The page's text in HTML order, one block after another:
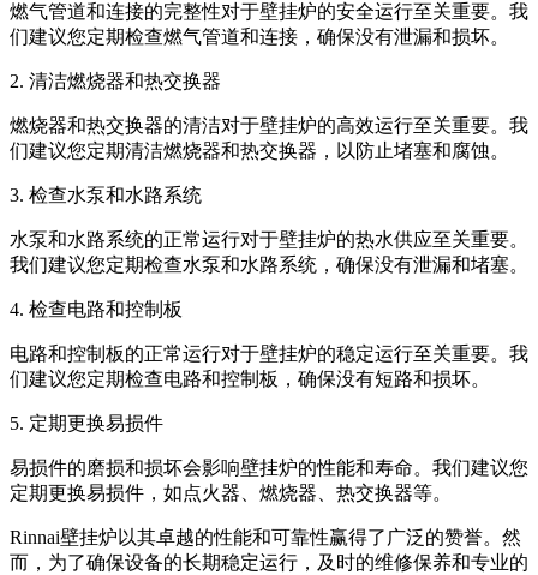
燃气管道和连接的完整性对于壁挂炉的安全运行至关重要。我
们建议您定期检查燃气管道和连接，确保没有泄漏和损坏。
2. 清洁燃烧器和热交换器
燃烧器和热交换器的清洁对于壁挂炉的高效运行至关重要。我
们建议您定期清洁燃烧器和热交换器，以防止堵塞和腐蚀。
3. 检查水泵和水路系统
水泵和水路系统的正常运行对于壁挂炉的热水供应至关重要。
我们建议您定期检查水泵和水路系统，确保没有泄漏和堵塞。
4. 检查电路和控制板
电路和控制板的正常运行对于壁挂炉的稳定运行至关重要。我
们建议您定期检查电路和控制板，确保没有短路和损坏。
5. 定期更换易损件
易损件的磨损和损坏会影响壁挂炉的性能和寿命。我们建议您
定期更换易损件，如点火器、燃烧器、热交换器等。
Rinnai壁挂炉以其卓越的性能和可靠性赢得了广泛的赞誉。然
而，为了确保设备的长期稳定运行，及时的维修保养和专业的